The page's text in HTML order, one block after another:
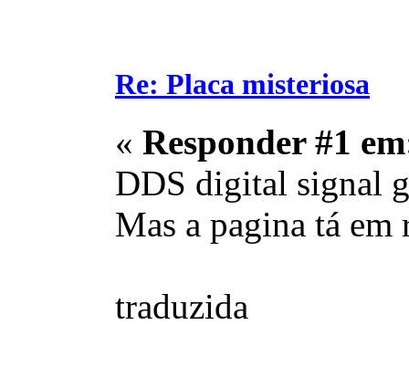
Re: Placa misteriosa
« Responder #1
DDS digital signal
Mas a pagina tá em
traduzida